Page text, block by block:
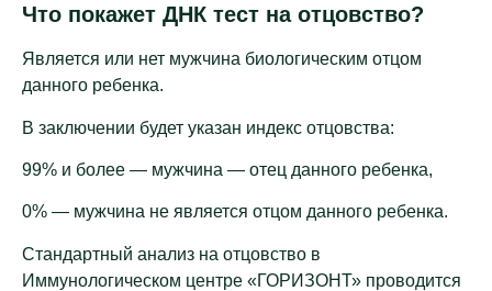
Что покажет ДНК тест на отцовство?
Является или нет мужчина биологическим отцом
данного ребенка.
В заключении будет указан индекс отцовства:
99% и более — мужчина — отец данного ребенка,
0% — мужчина не является отцом данного ребенка.
Стандартный анализ на отцовство в
Иммунологическом центре «ГОРИЗОНТ» проводится